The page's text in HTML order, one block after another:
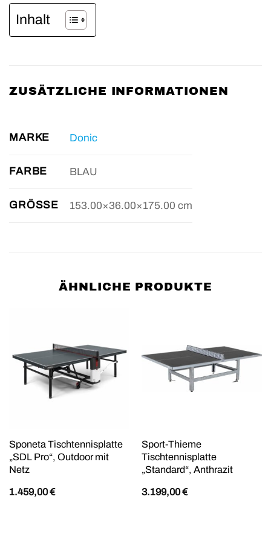
Inhalt
ZUSÄTZLICHE INFORMATIONEN
MARKE Donic
FARBE BLAU
GRÖSSE 153.00×36.00×175.00 cm
ÄHNLICHE PRODUKTE
Sponeta Tischtennisplatte
„SDL Pro“, Outdoor mit
Netz
1.459,00€
Sport-Thieme
Tischtennisplatte
„Standard“, Anthrazit
3.199,00€